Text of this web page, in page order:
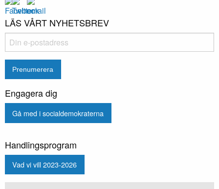
LÄS VÅRT NYHETSBREV
Engagera dig
Gå med i socialdemokraterna
Handlingsprogram
Vad vi vill 2023-2026